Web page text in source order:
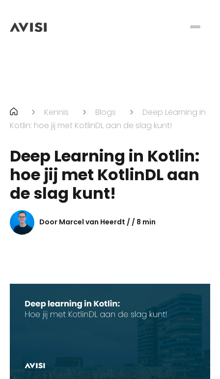
Kennis Blogs
Deep Learning in
Kotlin: hoe jij met KotlinDL aan de slag kunt!
Deep Learning in Kotlin:
hoe jij met KotlinDL aan
de slag kunt!
Door Marcel van Heerdt / / 8 min